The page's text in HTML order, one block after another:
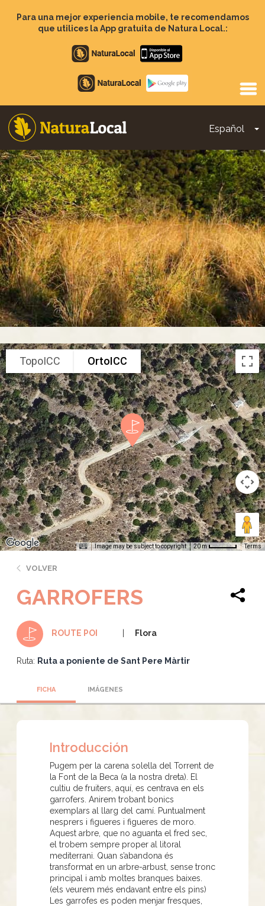
contenido
Para una mejor experiencia mobile, te recomendamos
que utilices la App gratuita de Natura Local.:
Apple
store
Google
Play
Español
Main
navigation
TopoICC OrtoICC
Image may be subject to copyright 20 m Terms
VOLVER
GARROFERS
ROUTE POI Flora
Ruta: Ruta a poniente de Sant Pere Màrtir
FICHA IMÁGENES
Introducción
Pugem per la carena solella del Torrent de
la Font de la Beca (a la nostra dreta). El
cultiu de fruiters, aquí, es centrava en els
garrofers. Anirem trobant bonics
exemplars al llarg del camí. Puntualment
nesprers i figueres i figueres de moro.
Aquest arbre, que no aguanta el fred sec,
el trobem sempre proper al litoral
mediterrani. Quan s’abandona és
transformat en un arbre-arbust, sense tronc
principal i amb moltes branques baixes.
(els veurem més endavant entre els pins)
Les garrofes es poden menjar fresques,